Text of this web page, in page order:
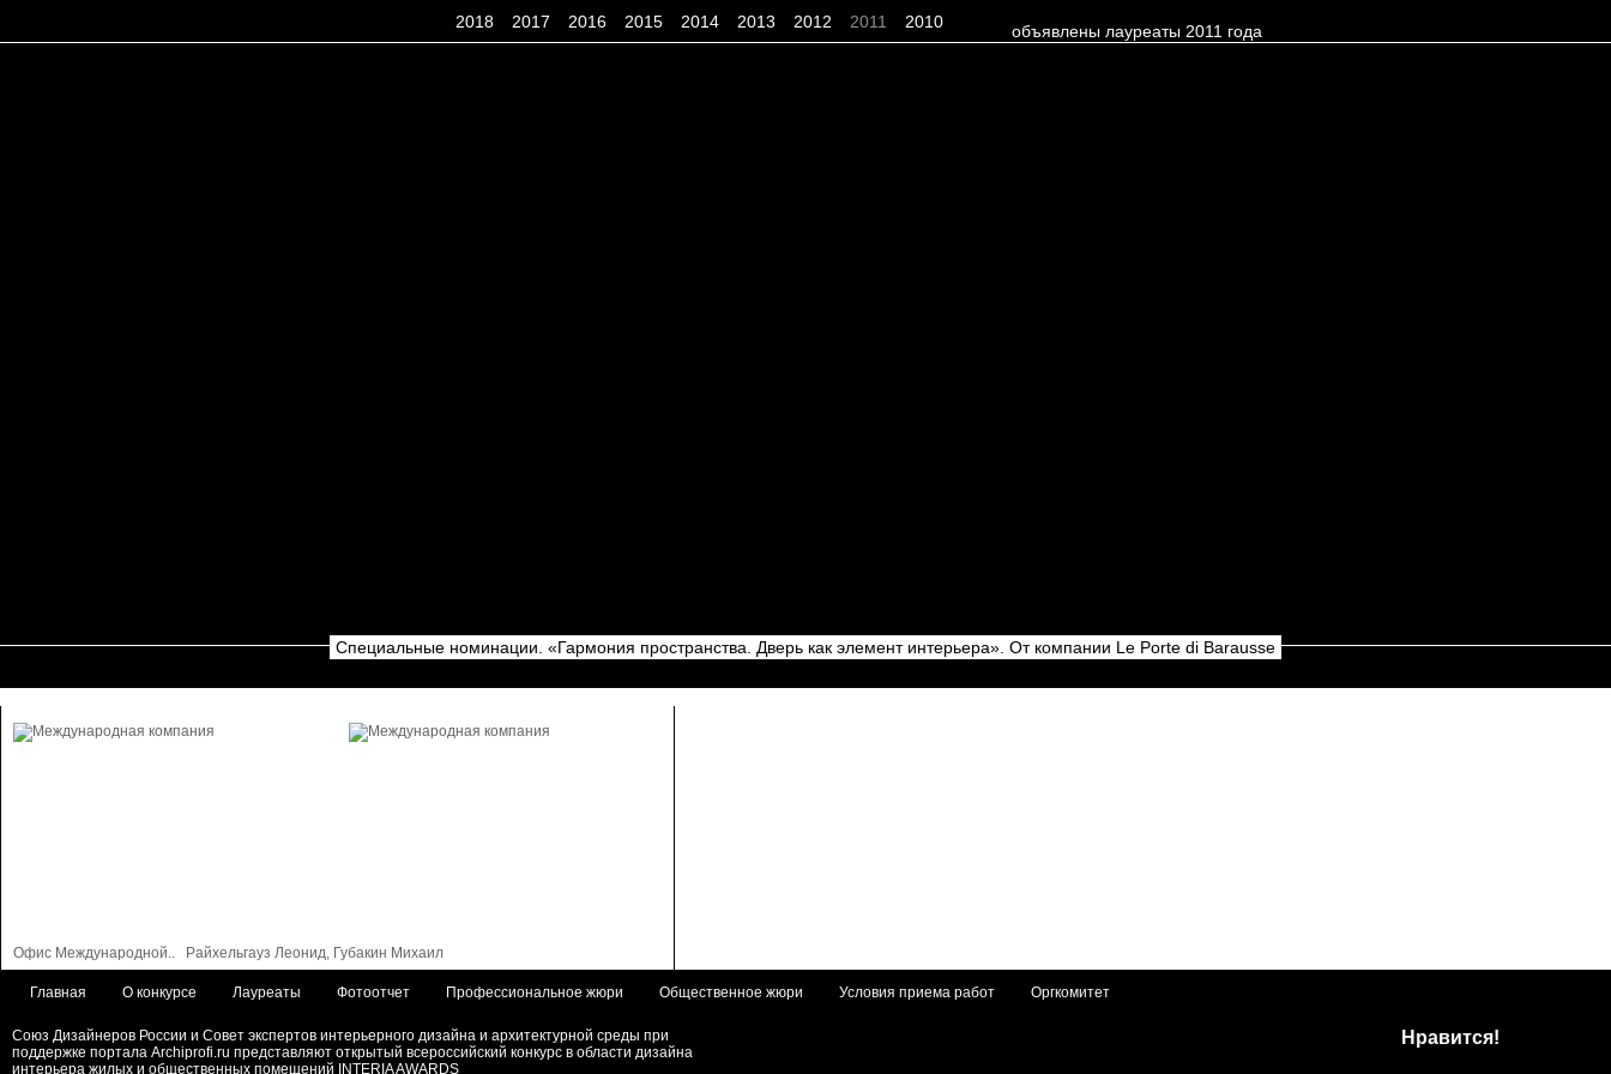
2018 2017 2016 2015 2014 2013 2012 2011 2010 объявлены лауреаты 2011 года
Специальные номинации. «Гармония пространства. Дверь как элемент интерьера». От компании Le Porte di Barausse
Офис Международной.. Райхельгауз Леонид, Губакин Михаил
Главная О конкурсе Лауреаты Фотоотчет Профессиональное жюри Общественное жюри Условия приема работ Оргкомитет
Союз Дизайнеров России и Совет экспертов интерьерного дизайна и архитектурной среды при
поддержке портала Archiprofi.ru представляют открытый всероссийский конкурс в области дизайна
интерьера жилых и общественных помещений INTERIA AWARDS
Нравится!